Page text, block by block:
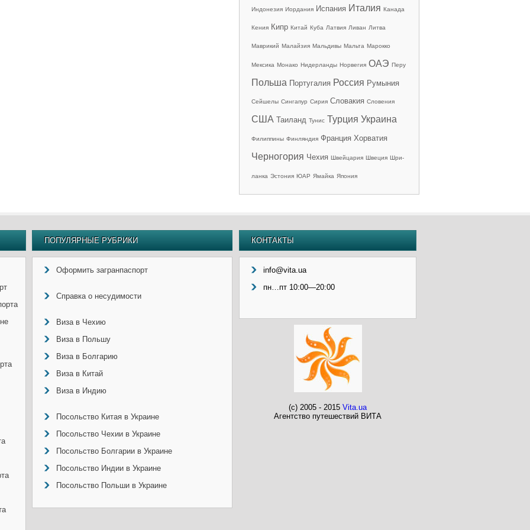
Индонезия Иордания Испания Италия Канада
Кения Кипр Китай Куба Латвия Ливан Литва
Маврикий Малайзия Мальдивы Мальта Марокко
Мексика Монако Нидерланды Норвегия ОАЭ Перу
Польша Португалия Россия Румыния
Сейшелы Сингапур Сирия Словакия Словения
США Таиланд Тунис Турция Украина
Филиппины Финляндия Франция Хорватия
Черногория Чехия Швейцария Швеция Шри-
ланка Эстония ЮАР Ямайка Япония
ПОПУЛЯРНЫЕ РУБРИКИ
Оформить загранпаспорт
Справка о несудимости
Виза в Чехию
Виза в Польшу
Виза в Болгарию
Виза в Китай
Виза в Индию
Посольство Китая в Украине
Посольство Чехии в Украине
Посольство Болгарии в Украине
Посольство Индии в Украине
Посольство Польши в Украине
КОНТАКТЫ
info@vita.ua
пн…пт 10:00—20:00
(c) 2005 - 2015 Vita.ua
Агентство путешествий ВИТА